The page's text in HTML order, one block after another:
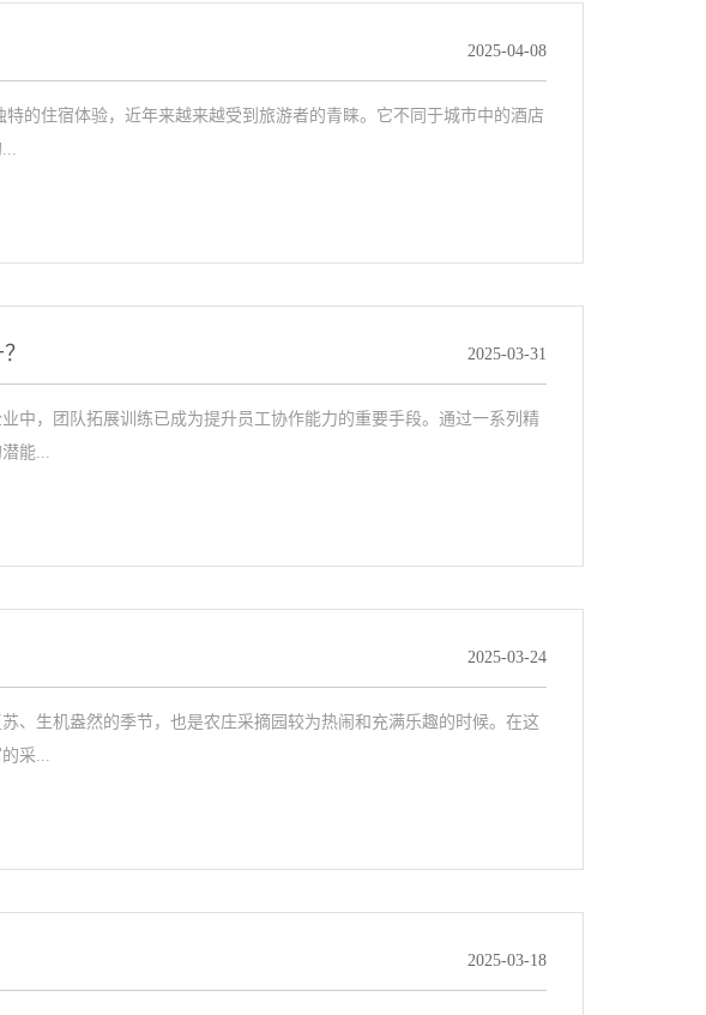
2025-04-08
的住宿体验，近年来越来越受到旅游者的青睐。它不同于城市中的酒店
2025-03-31
中，团队拓展训练已成为提升员工协作能力的重要手段。通过一系列精
能...
2025-03-24
、生机盎然的季节，也是农庄采摘园较为热闹和充满乐趣的时候。在这
采...
2025-03-18